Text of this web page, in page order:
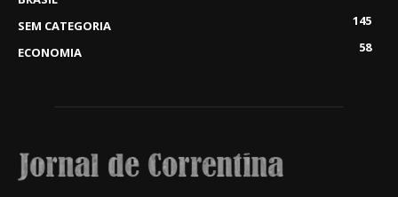
SEM CATEGORIA
145
ECONOMIA
58